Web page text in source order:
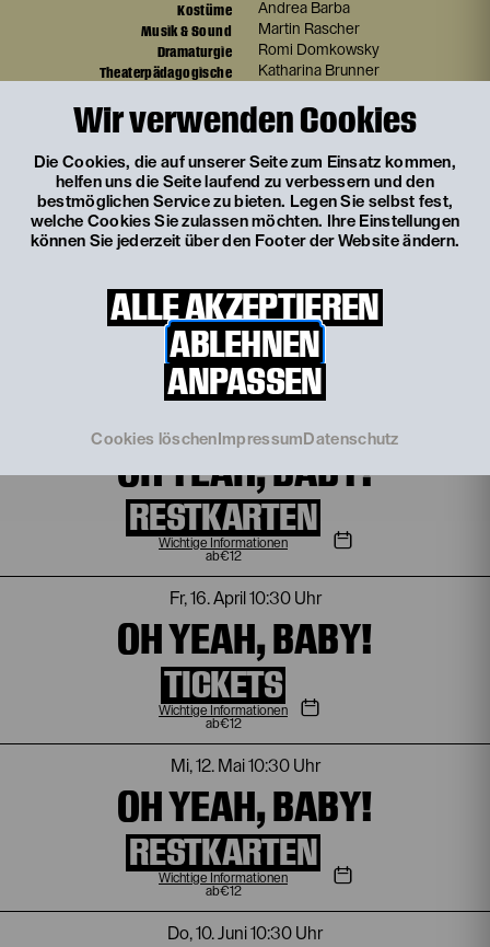
Wir verwenden Cookies
Die Cookies, die auf unserer Seite zum Einsatz kommen,
helfen uns die Seite laufend zu verbessern und den
bestmöglichen Service zu bieten. Legen Sie selbst fest,
welche Cookies Sie zulassen möchten. Ihre Einstellungen
können Sie jederzeit über den Footer der Website ändern.
ALLE AKZEPTIEREN
ABLEHNEN
ANPASSEN
Cookies löschen Impressum Datenschutz
Kostüme Andrea Barba
Musik & Sound Martin Rascher
Dramaturgie Romi Domkowsky
Theaterpädagogische
Vermittlung
Katharina Brunner
Künstlerische
Produktionsleitung
Leonie Rohlfing
Weitere Termine
OH YEAH, BABY!
TICKETS
€ 12
Wichtige Informationen
Di, 16. März 10:30 Uhr
OH YEAH, BABY!
RESTKARTEN
€12
Wichtige Informationen
Fr, 16. April 10:30 Uhr
OH YEAH, BABY!
TICKETS
€12
Wichtige Informationen
Mi, 12. Mai10:30 Uhr
OH YEAH, BABY!
RESTKARTEN
€12
Wichtige Informationen
Do, 10. Juni10:30 Uhr